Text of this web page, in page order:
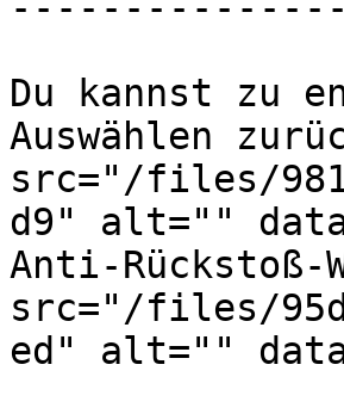
Du kannst zu
Auswählen
src="/files/
d9" alt=""
Anti-Rückstoß-
src="/files/
ed" alt=""